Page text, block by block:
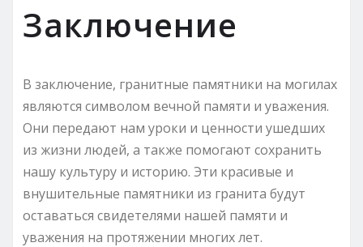
Заключение
В заключение, гранитные памятники на могилах
являются символом вечной памяти и уважения.
Они передают нам уроки и ценности ушедших
из жизни людей, а также помогают сохранить
нашу культуру и историю. Эти красивые и
внушительные памятники из гранита будут
оставаться свидетелями нашей памяти и
уважения на протяжении многих лет.